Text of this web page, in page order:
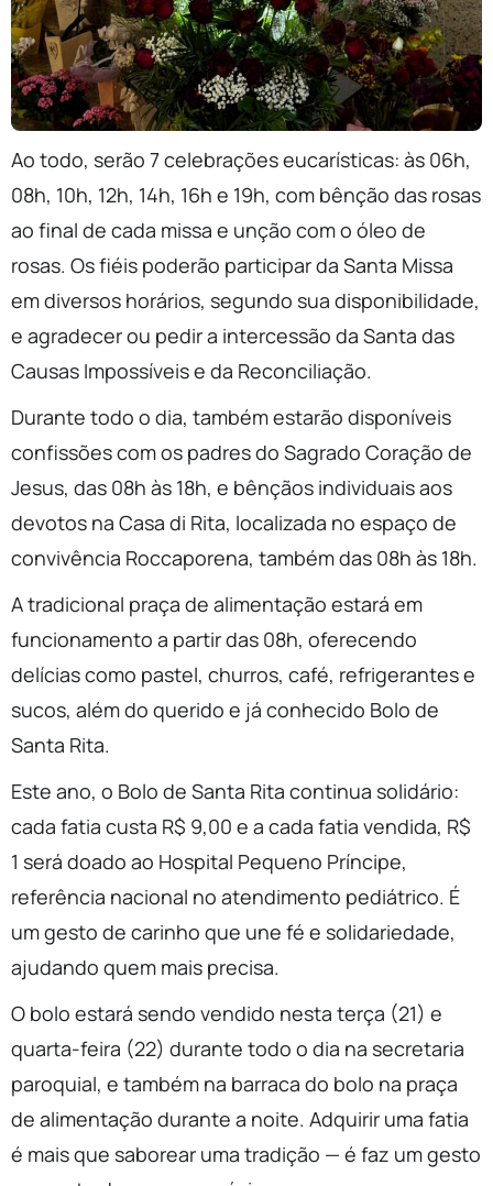
Ao todo, serão 7 celebrações eucarísticas: às 06h,
08h, 10h, 12h, 14h, 16h e 19h, com bênção das rosas
ao final de cada missa e unção com o óleo de
rosas. Os fiéis poderão participar da Santa Missa
em diversos horários, segundo sua disponibilidade,
e agradecer ou pedir a intercessão da Santa das
Causas Impossíveis e da Reconciliação.
Durante todo o dia, também estarão disponíveis
confissões com os padres do Sagrado Coração de
Jesus, das 08h às 18h, e bênçãos individuais aos
devotos na Casa di Rita, localizada no espaço de
convivência Roccaporena, também das 08h às 18h.
A tradicional praça de alimentação estará em
funcionamento a partir das 08h, oferecendo
delícias como pastel, churros, café, refrigerantes e
sucos, além do querido e já conhecido Bolo de
Santa Rita.
Este ano, o Bolo de Santa Rita continua solidário:
cada fatia custa R$ 9,00 e a cada fatia vendida, R$
1 será doado ao Hospital Pequeno Príncipe,
referência nacional no atendimento pediátrico. É
um gesto de carinho que une fé e solidariedade,
ajudando quem mais precisa.
O bolo estará sendo vendido nesta terça (21) e
quarta-feira (22) durante todo o dia na secretaria
paroquial, e também na barraca do bolo na praça
de alimentação durante a noite. Adquirir uma fatia
é mais que saborear uma tradição — é faz um gesto